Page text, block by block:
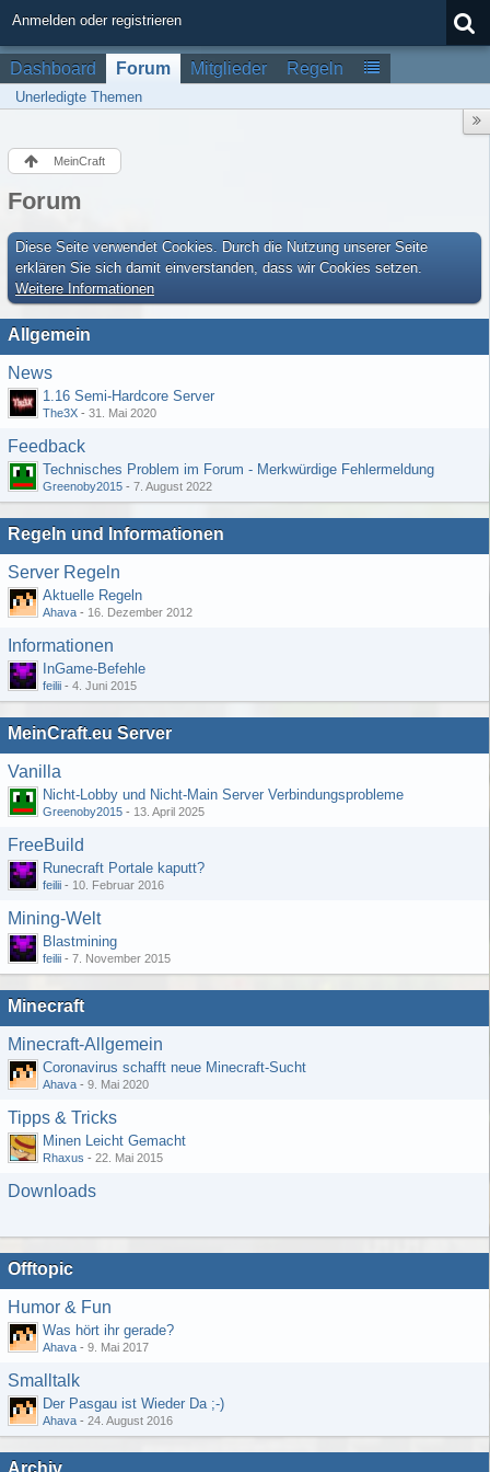
Anmelden oder registrieren
Dashboard Forum Mitglieder Regeln
Unerledigte Themen
MeinCraft
Forum
Diese Seite verwendet Cookies. Durch die Nutzung unserer Seite
erklären Sie sich damit einverstanden, dass wir Cookies setzen.
Weitere Informationen
Allgemein
News
1.16 Semi-Hardcore Server
The3X - 31. Mai 2020
Feedback
Technisches Problem im Forum - Merkwürdige Fehlermeldung
Greenoby2015 - 7. August 2022
Regeln und Informationen
Server Regeln
Aktuelle Regeln
Ahava - 16. Dezember 2012
Informationen
InGame-Befehle
feilii - 4. Juni 2015
MeinCraft.eu Server
Vanilla
Nicht-Lobby und Nicht-Main Server Verbindungsprobleme
Greenoby2015 - 13. April 2025
FreeBuild
Runecraft Portale kaputt?
feilii - 10. Februar 2016
Mining-Welt
Blastmining
feilii - 7. November 2015
Minecraft
Minecraft-Allgemein
Coronavirus schafft neue Minecraft-Sucht
Ahava - 9. Mai 2020
Tipps & Tricks
Minen Leicht Gemacht
Rhaxus - 22. Mai 2015
Downloads
Offtopic
Humor & Fun
Was hört ihr gerade?
Ahava - 9. Mai 2017
Smalltalk
Der Pasgau ist Wieder Da ;-)
Ahava - 24. August 2016
Archiv